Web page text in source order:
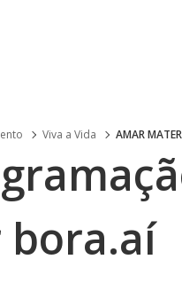
Viva a Vida AMAR
bora.aí